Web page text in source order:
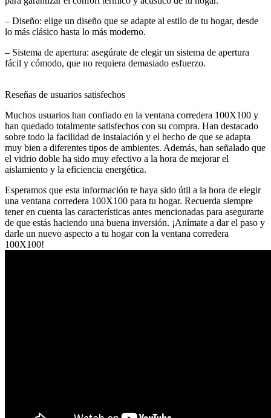
– Diseño: elige un diseño que se adapte al estilo de tu hogar, desde
lo más clásico hasta lo más moderno.
– Sistema de apertura: asegúrate de elegir un sistema de apertura
fácil y cómodo, que no requiera demasiado esfuerzo.
Reseñas de usuarios satisfechos
Muchos usuarios han confiado en la ventana corredera 100X100 y
han quedado totalmente satisfechos con su compra. Han destacado
sobre todo la facilidad de instalación y el hecho de que se adapta
muy bien a diferentes tipos de ambientes. Además, han señalado que
el vidrio doble ha sido muy efectivo a la hora de mejorar el
aislamiento y la eficiencia energética.
Esperamos que esta información te haya sido útil a la hora de elegir
una ventana corredera 100X100 para tu hogar. Recuerda siempre
tener en cuenta las características antes mencionadas para asegurarte
de que estás haciendo una buena inversión. ¡Anímate a dar el paso y
darle un nuevo aspecto a tu hogar con la ventana corredera
100X100!